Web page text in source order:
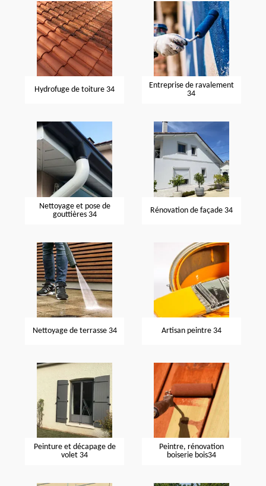
Hydrofuge de toiture 34
Entreprise de ravalement
34
Nettoyage et pose de
gouttières 34
Rénovation de façade 34
Nettoyage de terrasse 34 Artisan peintre 34
Peinture et décapage de
volet 34
Peintre, rénovation
boiserie bois34